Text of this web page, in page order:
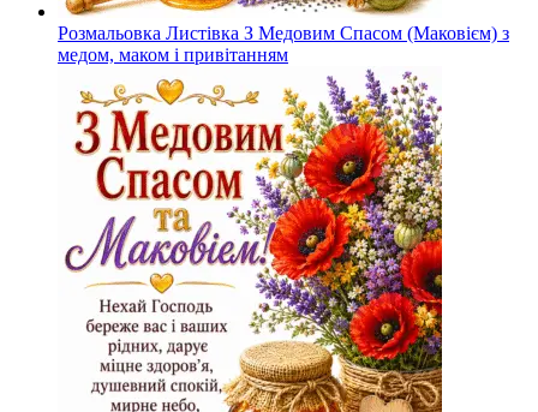
Розмальовка Листівка З Медовим Спасом (Маковієм) з
медом, маком і привітанням